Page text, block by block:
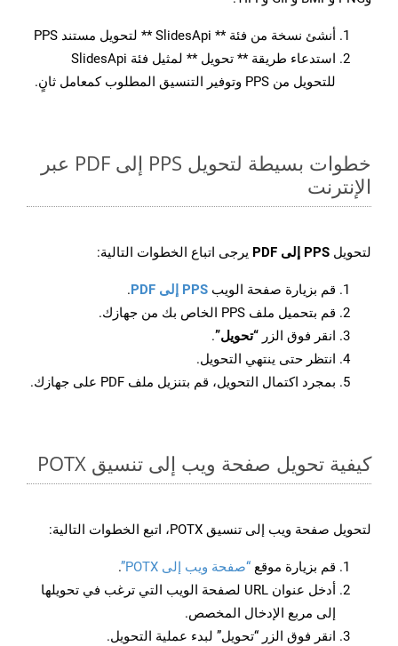
أنشئ نسخة من فئة ** SlidesApi ** لتحويل مستند PPS
استدعاء طريقة ** تحويل ** لمثيل فئة SlidesApi
للتحويل من PPS وتوفير التنسيق المطلوب كمعامل ثانٍ.
خطوات بسيطة لتحويل PPS إلى PDF عبر
الإنترنت
لتحويل PPS إلى PDF يرجى اتباع الخطوات التالية:
قم بزيارة صفحة الويب PPS إلى PDF
.
قم بتحميل ملف PPS الخاص بك من جهازك.
انقر فوق الزر “تحويل”.
انتظر حتى ينتهي التحويل.
بمجرد اكتمال التحويل، قم بتنزيل ملف PDF على جهازك.
كيفية تحويل صفحة ويب إلى تنسيق POTX
لتحويل صفحة ويب إلى تنسيق POTX، اتبع الخطوات التالية:
قم بزيارة موقع “صفحة ويب إلى POTX”
.
أدخل عنوان URL لصفحة الويب التي ترغب في تحويلها
إلى مربع الإدخال المخصص.
انقر فوق الزر “تحويل” لبدء عملية التحويل.